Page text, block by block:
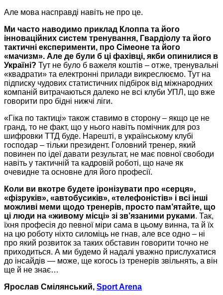
Але мова насправді навіть не про це.
Ми часто наводимо приклад Клоппа та його
інноваційних систем тренування, Гвардіолу та його
тактичні експерименти, про Сімеоне та його
«мачизм». Але де були б ці фахівці, якби опинилися в
Україні? Тут не було б важеля коштів – отже, тренувальні
«квадрати» та електронні прилади викреслюємо. Тут на
підписку чудових статистичних підбірок від міжнародних
компаній витрачаються далеко не всі клуби УПЛ, що вже
говорити про бідні нижчі ліги.
«Гіка по тактиці» також ставимо в сторону – якщо це не
гранд, то не факт, що у нього навіть помічник для роз
шифровки ТТД буде. Нарешті, в українському клубі
господар – тільки президент. Головний тренер, який
повинен по ідеї давати результат, не має повної свободи
навіть у тактичній та кадровій роботі, що наче як
очевидне та основне для його професії.
Коли ви вкотре будете іронізувати про «серця»,
«фізруків», «автобусиків», «телефоністів» і всі інші
можливі меми щодо тренерів, просто пам’ятайте, що
ці люди на «живому місці» зі зв’язаними руками. Так,
їхня професія до певної міри сама в цьому винна, та й їх
на цю роботу ніхто силоміць не гнав, але все одно – ні
про який розвиток за таких обставин говорити точно не
приходиться. А ми будемо й надалі уважно прислухатися
до інсайдів — може, ще когось із тренерів звільнять, а він
ще й не знає…
Ярослав Смілянський, Sport Arena